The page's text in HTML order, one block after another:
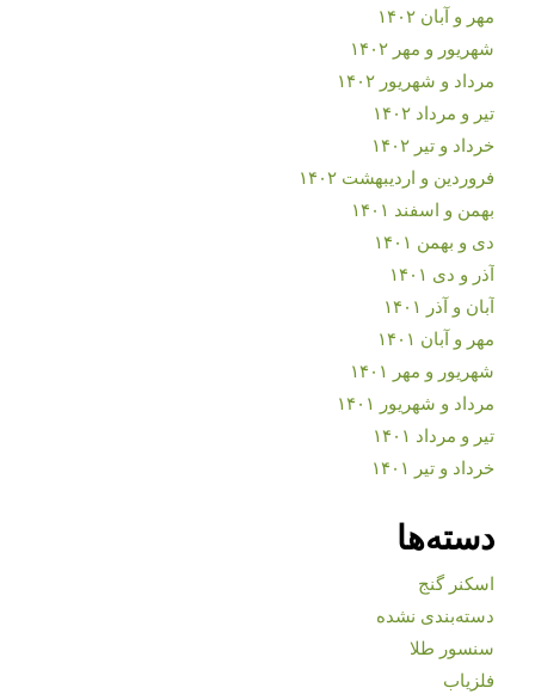
مهر و آبان ۱۴۰۲
شهریور و مهر ۱۴۰۲
مرداد و شهریور ۱۴۰۲
تیر و مرداد ۱۴۰۲
خرداد و تیر ۱۴۰۲
فروردین و اردیبهشت ۱۴۰۲
بهمن و اسفند ۱۴۰۱
دی و بهمن ۱۴۰۱
آذر و دی ۱۴۰۱
آبان و آذر ۱۴۰۱
مهر و آبان ۱۴۰۱
شهریور و مهر ۱۴۰۱
مرداد و شهریور ۱۴۰۱
تیر و مرداد ۱۴۰۱
خرداد و تیر ۱۴۰۱
دسته‌ها
اسکنر گنج
دسته‌بندی نشده
سنسور طلا
فلزیاب